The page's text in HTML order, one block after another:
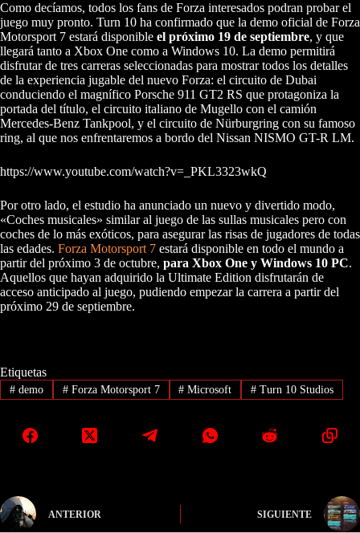
Como decíamos, todos los fans de Forza interesados podran probar el
juego muy pronto. Turn 10 ha confirmado que la demo oficial de Forza
Motorsport 7 estará disponible el próximo 19 de septiembre, y que
llegará tanto a Xbox One como a Windows 10. La demo permitirá
disfrutar de tres carreras seleccionadas para mostrar todos los detalles
de la experiencia jugable del nuevo Forza: el circuito de Dubai
conduciendo el magnífico Porsche 911 GT2 RS que protagoniza la
portada del título, el circuito italiano de Mugello con el camión
Mercedes-Benz Tankpool, y el circuito de Nürburgring con su famoso
ring, al que nos enfrentaremos a bordo del Nissan NISMO GT-R LM.
https://www.youtube.com/watch?v=_PKL3323wkQ
Por otro lado, el estudio ha anunciado un nuevo y divertido modo,
«Coches musicales» similar al juego de las sullas musicales pero con
coches de lo más exóticos, para asegurar las risas de jugadores de todas
las edades. Forza Motorsport 7 estará disponible en todo el mundo a
partir del próximo 3 de octubre, para Xbox One y Windows 10 PC.
Aquellos que hayan adquirido la Ultimate Edition disfrutarán de
acceso anticipado al juego, pudiendo empezar la carrera a partir del
próximo 29 de septiembre.
Etiquetas
#demo #Forza Motorsport 7 # Microsoft # Turn 10 Studios
ANTERIOR SIGUIENTE